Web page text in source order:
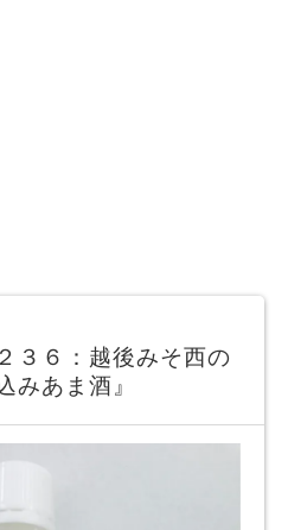
３６：越後みそ西の
みあま酒』